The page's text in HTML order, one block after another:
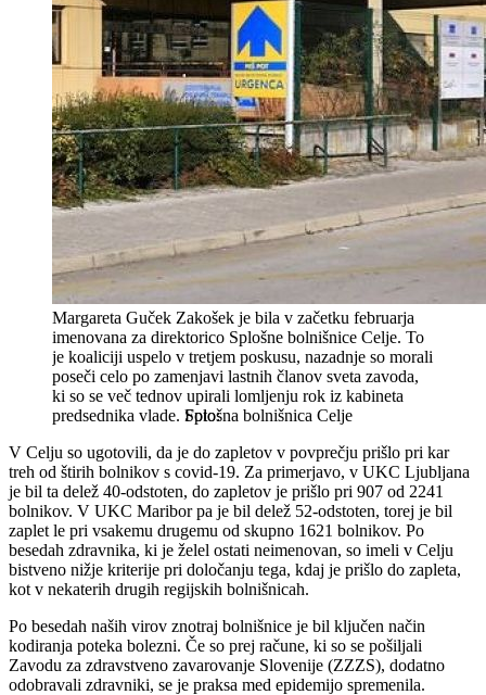
Margareta Guček Zakošek je bila v začetku februarja
imenovana za direktorico Splošne bolnišnice Celje. To
je koaliciji uspelo v tretjem poskusu, nazadnje so morali
poseči celo po zamenjavi lastnih članov sveta zavoda,
ki so se več tednov upirali lomljenju rok iz kabineta
predsednika vlade. Splošna bolnišnica Celje
V Celju so ugotovili, da je do zapletov v povprečju prišlo pri kar
treh od štirih bolnikov s covid-19. Za primerjavo, v UKC Ljubljana
je bil ta delež 40-odstoten, do zapletov je prišlo pri 907 od 2241
bolnikov. V UKC Maribor pa je bil delež 52-odstoten, torej je bil
zaplet le pri vsakemu drugemu od skupno 1621 bolnikov. Po
besedah zdravnika, ki je želel ostati neimenovan, so imeli v Celju
bistveno nižje kriterije pri določanju tega, kdaj je prišlo do zapleta,
kot v nekaterih drugih regijskih bolnišnicah.
Po besedah naših virov znotraj bolnišnice je bil ključen način
kodiranja poteka bolezni. Če so prej račune, ki so se pošiljali
Zavodu za zdravstveno zavarovanje Slovenije (ZZZS), dodatno
odobravali zdravniki, se je praksa med epidemijo spremenila.